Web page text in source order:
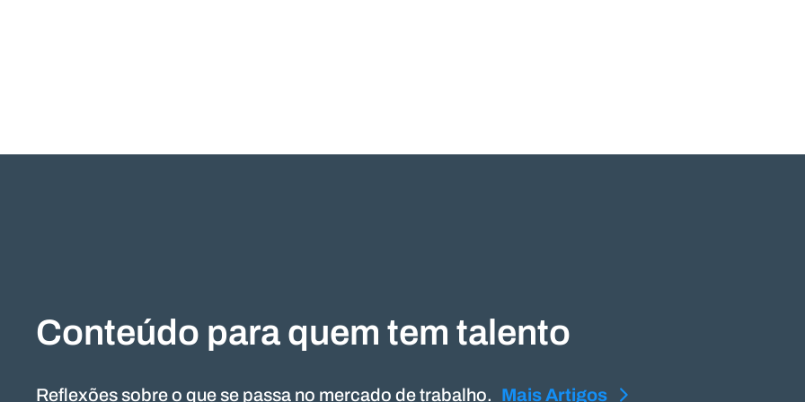
Conteúdo para quem tem talento
Reflexões sobre o que se passa no mercado de trabalho. Mais Artigos
Mais Artigos